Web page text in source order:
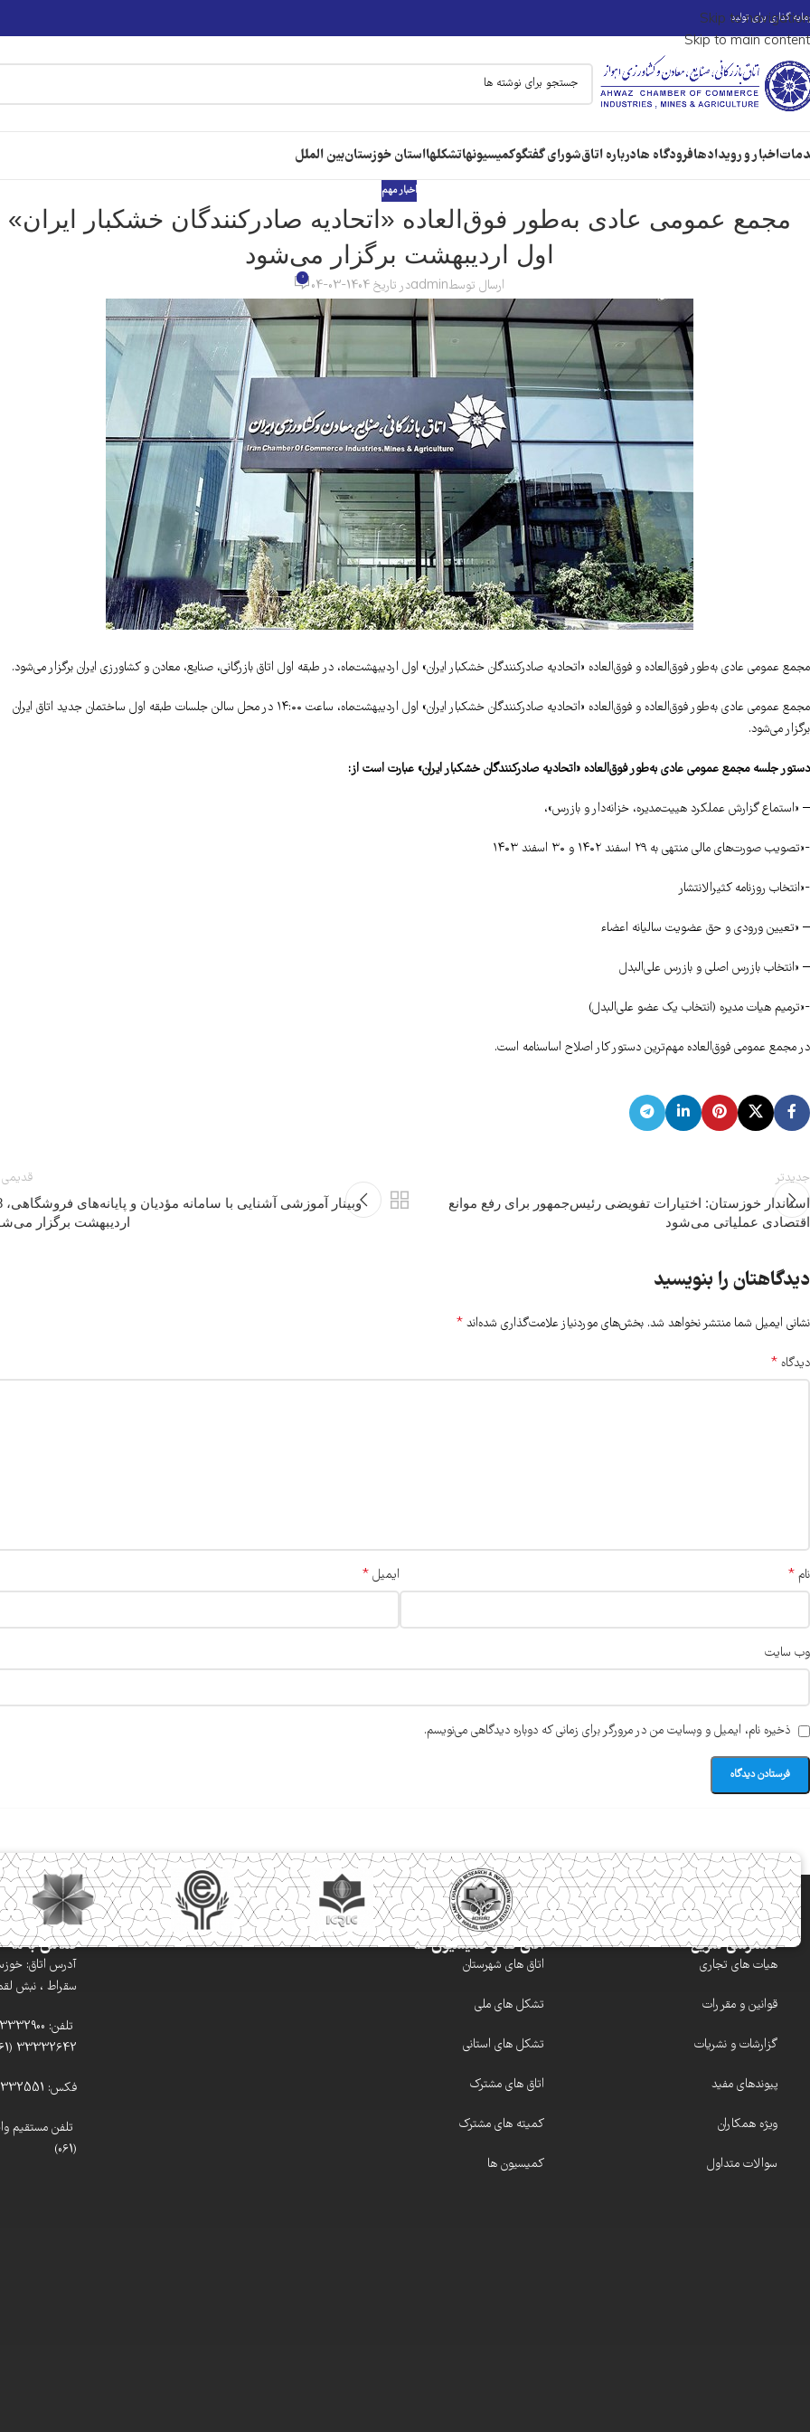
Skip to navigation
Skip to main content
گذاری برای تولید
اخبار و رویدادهافرودگاه هادرباره اتاقشورای گفتگوکمیسیونهاتشکلهااستان خوزستانبین الملل
اخبار مهم
مجمع عمومی عادی به‌طور فوق‌العاده «اتحادیه صادرکنندگان خشکبار ایران»
اول اردیبهشت برگزار می‌شود
ارسال توسطadminدر تاریخ 1404-03-04 0
مجمع عمومی عادی به‌طور فوق‌العاده و فوق‌العاده «اتحادیه صادرکنندگان خشکبار ایران» اول اردیبهشت‌ماه، در طبقه اول اتاق بازرگانی، صنایع، معادن و کشاورزی ایران برگزار می‌شود.
مجمع عمومی عادی به‌طور فوق‌العاده و فوق‌العاده «اتحادیه صادرکنندگان خشکبار ایران» اول اردیبهشت‌ماه، ساعت ۱۴:۰۰ در محل سالن جلسات طبقه اول ساختمان جدید اتاق ایران
برگزار می‌شود.
دستور جلسه مجمع عمومی عادی به‌طور فوق‌العاده «اتحادیه صادرکنندگان خشکبار ایران» عبارت است از:
– «استماع گزارش عملکرد هییت‌مدیره، خزانه‌دار و بازرس»،
-«تصویب صورت‌های مالی منتهی به ۲۹ اسفند ۱۴۰۲ و ۳۰ اسفند ۱۴۰۳
-«انتخاب روزنامه کثیرالانتشار
– «تعیین ورودی و حق عضویت سالیانه اعضاء
– «انتخاب بازرس اصلی و بازرس علی‌البدل
-«ترمیم هیات مدیره (انتخاب یک عضو علی‌البدل)
در مجمع عمومی فوق‌العاده مهم‌ترین دستور کار اصلاح اساسنامه است.
جدیدتر
استاندار خوزستان: اختیارات تفویضی رئیس‌جمهور برای رفع موانع
اقتصادی عملیاتی می‌شود
وبینار
اردیبهشت برگزار
دیدگاهتان را بنویسید
نشانی ایمیل شما منتشر نخواهد شد. بخش‌های موردنیاز علامت‌گذاری شده‌اند *
دیدگاه *
نام * ایمیل*
وب‌ سایت
ذخیره نام، ایمیل و وبسایت من در مرورگر برای زمانی که دوباره دیدگاهی می‌نویسم.
دسترسی سریع
هیات های تجاری
قوانین و مقررات
گزارشات و نشریات
پیوندهای مفید
ویژه همکاران
سوالات متداول
اتاق ها و کمیسیون ها
اتاق های شهرستان
تشکل های ملی
تشکل های استانی
اتاق های مشترک
کمیته های مشترک
کمیسیون ها
تماس با ما
آدرس اتاق:
سقراط ، نبش
33332642 (061)
فکس: 33332551 (061)
(061)